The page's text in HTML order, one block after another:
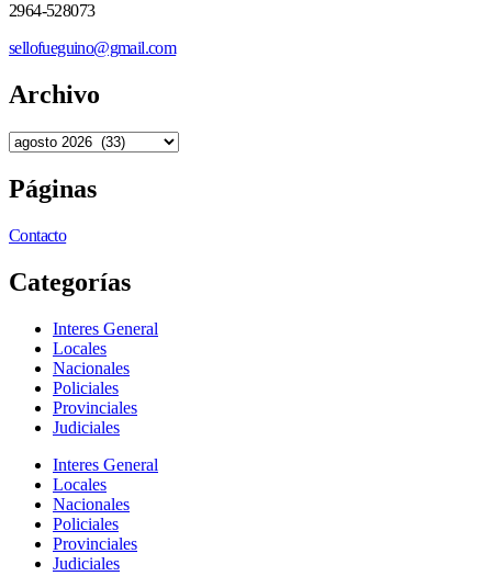
2964-528073
sellofueguino@gmail.com
Archivo
Páginas
Contacto
Categorías
Interes General
Locales
Nacionales
Policiales
Provinciales
Judiciales
Interes General
Locales
Nacionales
Policiales
Provinciales
Judiciales